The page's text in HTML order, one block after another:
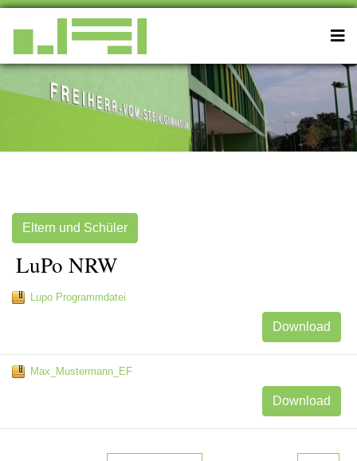
Eltern und Schüler
LuPo NRW
Lupo Programmdatei
Download
Max_Mustermann_EF
Download